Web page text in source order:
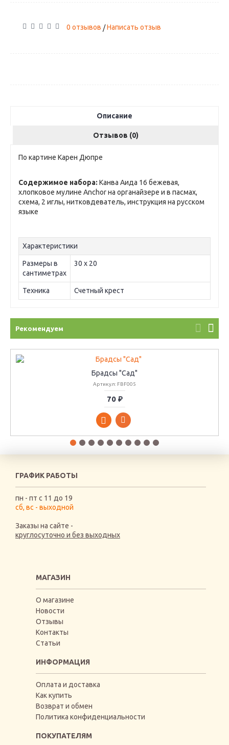
0 отзывов /Написать отзыв
Описание
Отзывов (0)
По картине Карен Дюпре
Содержимое набора: Канва Аида 16 бежевая,
хлопковое мулине Anchor на органайзере и в пасмах,
схема, 2 иглы, нитковдеватель, инструкция на русском
языке
Характеристики
Размеры в
сантиметрах
30 х 20
Техника Счетный крест
Рекомендуем
Брадсы "Сад"
Артикул: FBF005
70 ₽
ГРАФИК РАБОТЫ
пн - пт с 11 до 19
сб, вс - выходной
Заказы на сайте -
круглосуточно и без выходных
МАГАЗИН
О магазине
Новости
Отзывы
Контакты
Статьи
ИНФОРМАЦИЯ
Оплата и доставка
Как купить
Возврат и обмен
Политика конфиденциальности
ПОКУПАТЕЛЯМ